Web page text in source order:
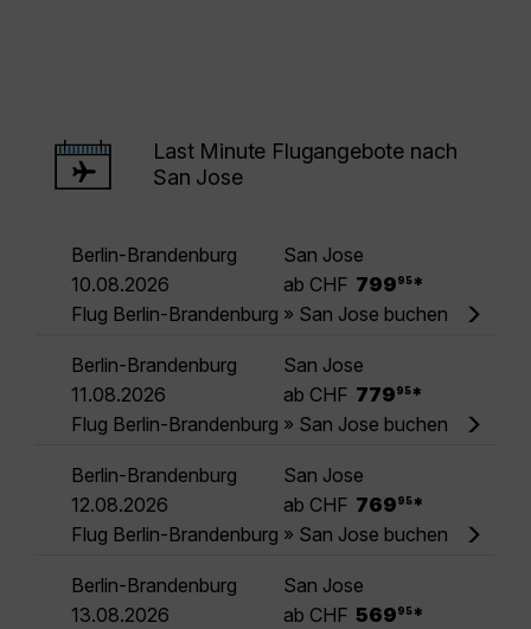
Last Minute Flugangebote nach
San Jose
Berlin-Brandenburg
San Jose
10.08.2026
ab CHF 799 95 *
Flug Berlin-Brandenburg » San Jose buchen
Berlin-Brandenburg
San Jose
11.08.2026
ab CHF 779 95 *
Flug Berlin-Brandenburg » San Jose buchen
Berlin-Brandenburg
San Jose
12.08.2026
ab CHF 769 95 *
Flug Berlin-Brandenburg » San Jose buchen
Berlin-Brandenburg
San Jose
13.08.2026
ab CHF 569 95 *